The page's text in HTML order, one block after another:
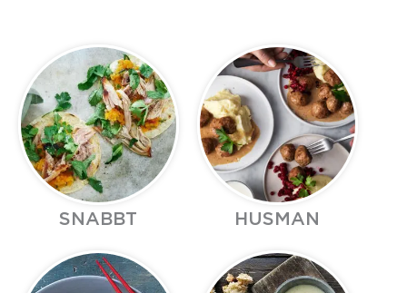
SNABBT HUSMAN